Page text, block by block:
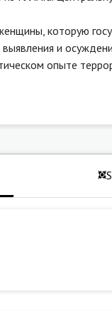
которую
и
опыте